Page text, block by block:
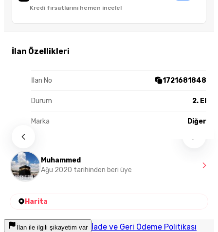
Kredi fırsatlarını hemen incele!
İlan Özellikleri
İlan No 1721681848
Durum 2. El
Marka Diğer
Muhammed
Ağu 2020 tarihinden beri üye
Harita
İlan ile ilgili şikayetim var İade ve Geri Ödeme Politikası